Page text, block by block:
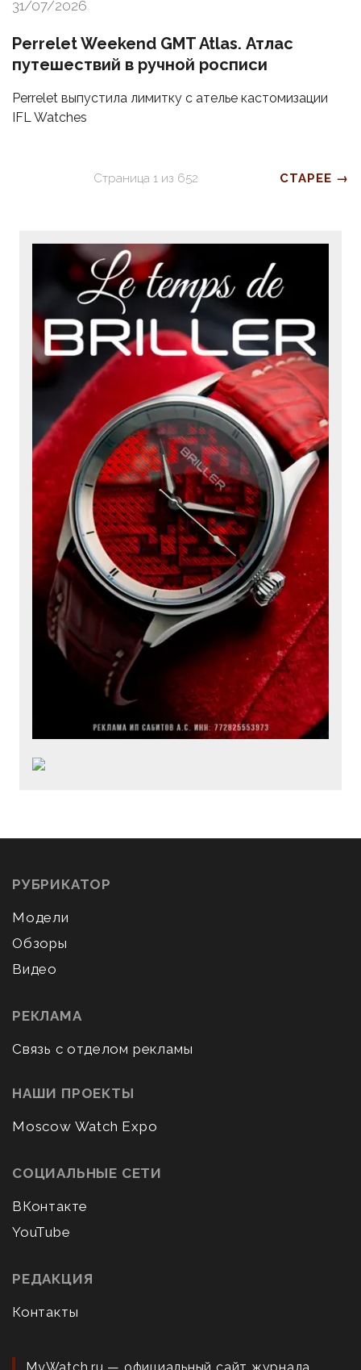
31/07/2026
Perrelet Weekend GMT Atlas. Атлас
путешествий в ручной росписи
Perrelet выпустила лимитку с ателье кастомизации
IFL Watches
Страница 1 из 652 СТАРЕЕ →
РУБРИКАТОР
Модели
Обзоры
Видео
РЕКЛАМА
Связь с отделом рекламы
НАШИ ПРОЕКТЫ
Moscow Watch Expo
СОЦИАЛЬНЫЕ СЕТИ
ВКонтакте
YouTube
РЕДАКЦИЯ
Контакты
MyWatch.ru — официальный сайт журнала